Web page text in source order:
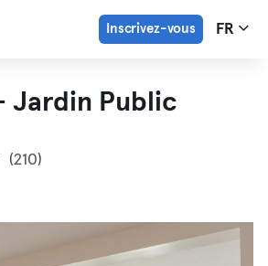
Inscrivez-vous FR
Jardin Public
(210)